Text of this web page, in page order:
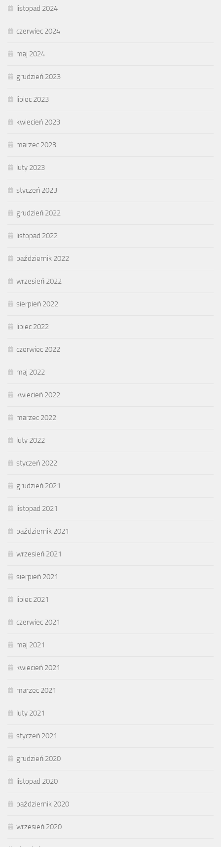
listopad 2024
czerwiec 2024
maj 2024
grudzień 2023
lipiec 2023
kwiecień 2023
marzec 2023
luty 2023
styczeń 2023
grudzień 2022
listopad 2022
październik 2022
wrzesień 2022
sierpień 2022
lipiec 2022
czerwiec 2022
maj 2022
kwiecień 2022
marzec 2022
luty 2022
styczeń 2022
grudzień 2021
listopad 2021
październik 2021
wrzesień 2021
sierpień 2021
lipiec 2021
czerwiec 2021
maj 2021
kwiecień 2021
marzec 2021
luty 2021
styczeń 2021
grudzień 2020
listopad 2020
październik 2020
wrzesień 2020